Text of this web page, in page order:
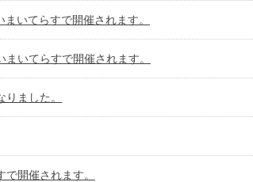
いてらすで開催されます。
いてらすで開催されます。
ました。
開催されます。